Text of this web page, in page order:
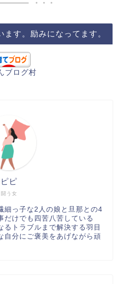
す。励みになってます。
ブログ村
闘う女
ピピ
細っ子な2人の娘と旦那との4
だけでも四苦八苦している
るトラブルまで解決する羽目
自分にご褒美をあげながら頑